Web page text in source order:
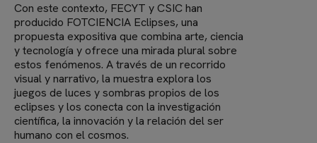
Con este contexto, FECYT y CSIC han
producido FOTCIENCIA Eclipses, una
propuesta expositiva que combina arte, ciencia
y tecnología y ofrece una mirada plural sobre
estos fenómenos. A través de un recorrido
visual y narrativo, la muestra explora los
juegos de luces y sombras propios de los
eclipses y los conecta con la investigación
científica, la innovación y la relación del ser
humano con el cosmos.